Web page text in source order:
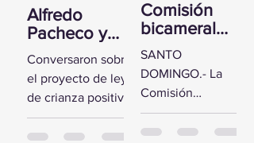
Alfredo
Pacheco y
comisión de
diputados
reciben a la
Primera
Dama
Conversaron sobre
el proyecto de ley
de crianza positiva
SANTO
DOMINGO.- El
Comisión
bicameral
inicia hoy el
estudio del
Presupuesto
General del
Estado 2024
SANTO
DOMINGO.- La
Comisión
Bicameral Especial
iniciará hoy los